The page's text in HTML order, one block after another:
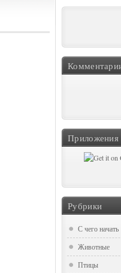
Приложения
Рубрики
С чего начать
Животные
Птицы